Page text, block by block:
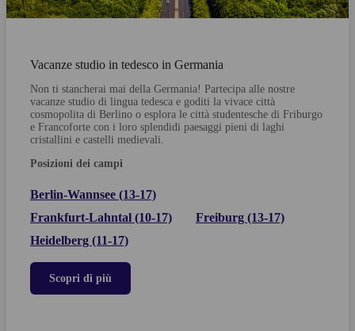
Vacanze studio in tedesco in Germania
Non ti stancherai mai della Germania! Partecipa alle nostre
vacanze studio di lingua tedesca e goditi la vivace città
cosmopolita di Berlino o esplora le città studentesche di Friburgo
e Francoforte con i loro splendidi paesaggi pieni di laghi
cristallini e castelli medievali.
Posizioni dei campi
Berlin-Wannsee (13-17)
Frankfurt-Lahntal (10-17)
Freiburg (13-17)
Heidelberg (11-17)
Scopri di più